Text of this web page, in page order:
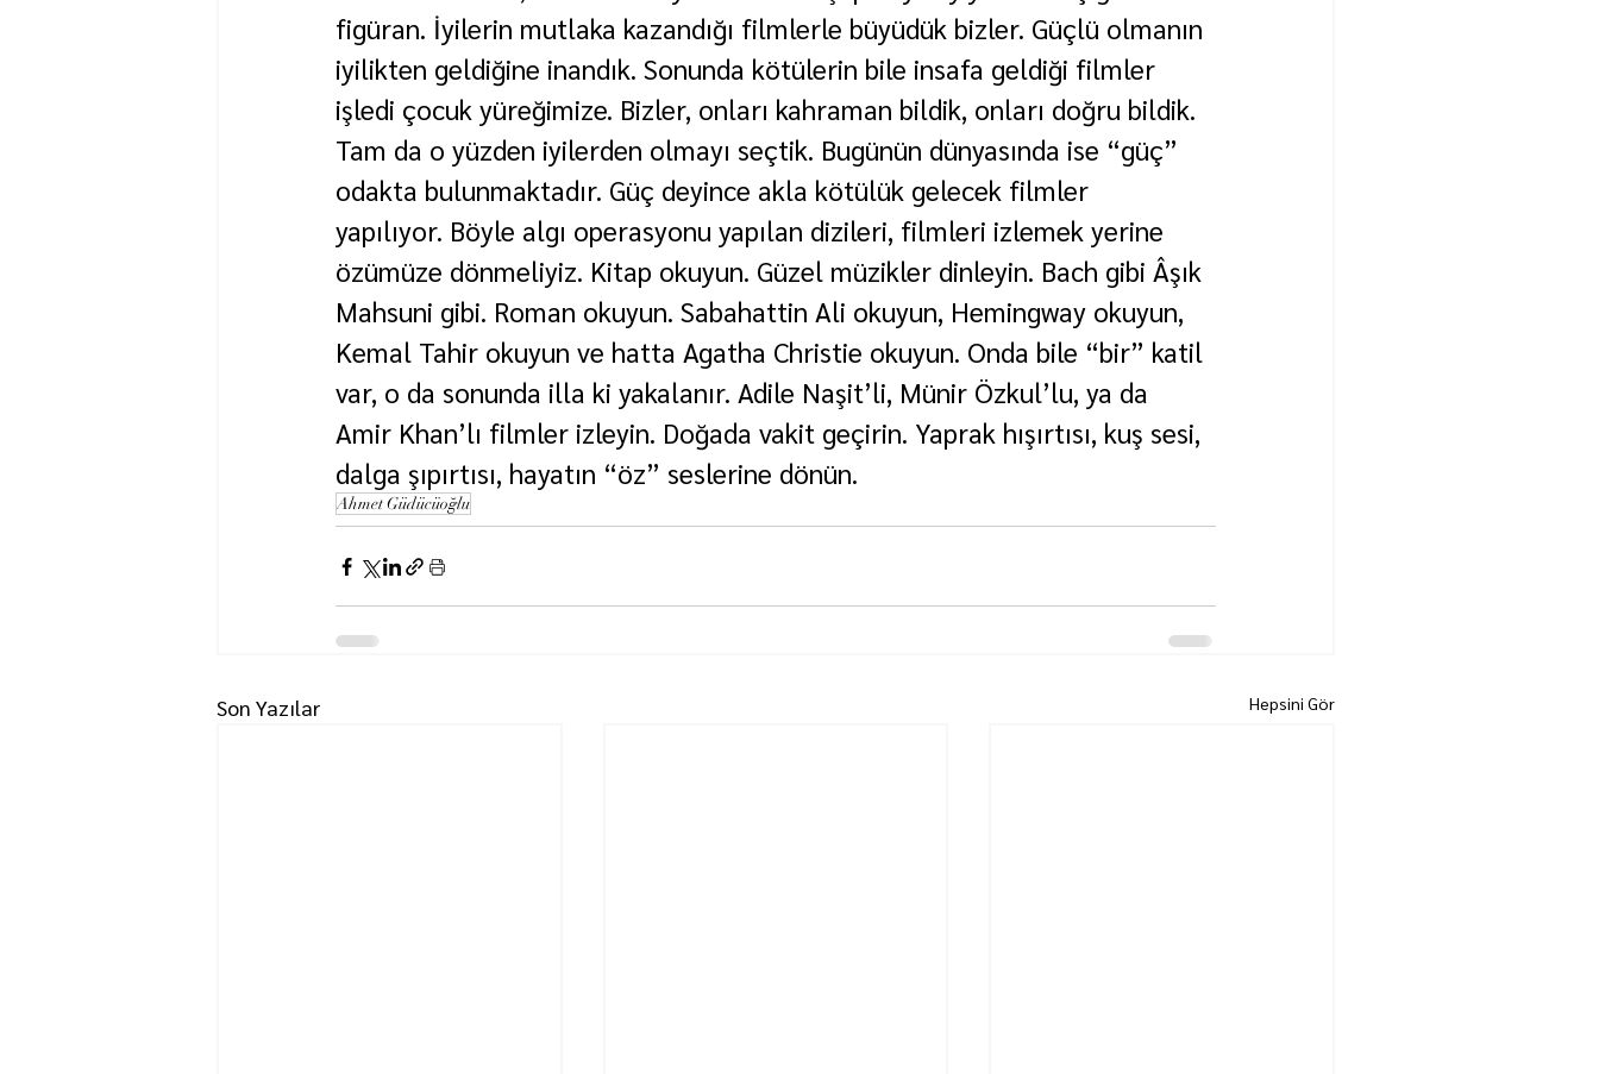
figüran. İyilerin mutlaka kazandığı filmlerle büyüdük bizler. Güçlü olmanın
iyilikten geldiğine inandık. Sonunda kötülerin bile insafa geldiği filmler
işledi çocuk yüreğimize. Bizler, onları kahraman bildik, onları doğru bildik.
Tam da o yüzden iyilerden olmayı seçtik. Bugünün dünyasında ise “güç”
odakta bulunmaktadır. Güç deyince akla kötülük gelecek filmler
yapılıyor. Böyle algı operasyonu yapılan dizileri, filmleri izlemek yerine
özümüze dönmeliyiz. Kitap okuyun. Güzel müzikler dinleyin. Bach gibi Âşık
Mahsuni gibi. Roman okuyun. Sabahattin Ali okuyun, Hemingway okuyun,
Kemal Tahir okuyun ve hatta Agatha Christie okuyun. Onda bile “bir” katil
var, o da sonunda illa ki yakalanır. Adile Naşit’li, Münir Özkul’lu, ya da
Amir Khan’lı filmler izleyin. Doğada vakit geçirin. Yaprak hışırtısı, kuş sesi,
dalga şıpırtısı, hayatın “öz” seslerine dönün.
Ahmet Güdücüoğlu
Son Yazılar Hepsini Gör